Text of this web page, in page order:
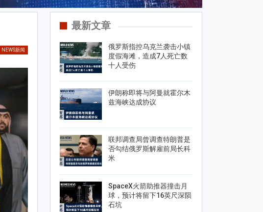
NEWS新闻
最新文章
俄罗斯指控乌克兰袭击小镇
度假海滩，造成7人死亡数
十人受伤
伊朗称即将与阿曼就霍尔木
兹海峡达成协议
联邦调查局曾调查特朗普是
否勾结俄罗斯解雇前局长科
米
SpaceX火箭助推器撞击月
球，预计将留下16英尺深陨
石坑